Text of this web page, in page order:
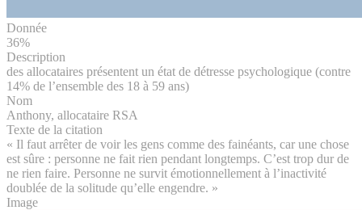
Donnée
36%
Description
des allocataires présentent un état de détresse psychologique (contre
14% de l’ensemble des 18 à 59 ans)
Nom
Anthony, allocataire RSA
Texte de la citation
« Il faut arrêter de voir les gens comme des fainéants, car une chose
est sûre : personne ne fait rien pendant longtemps. C’est trop dur de
ne rien faire. Personne ne survit émotionnellement à l’inactivité
doublée de la solitude qu’elle engendre. »
Image